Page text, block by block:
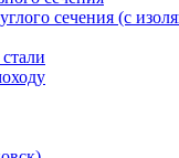
сечения (с